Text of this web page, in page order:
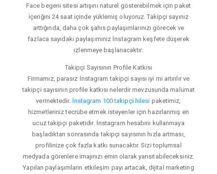
Face begeni sitesi artışını naturel gösterebilmek için paket
içeriğini 24 saat içinde yüklemiş oluyoruz. Takipçi sayınız
arttığında, daha çok şahıs paylaşımlarınızı görecek ve
fazlaca sayıdaki paylaşımınız İnstagram keşfete düşerek
izlenmeye başlanacaktır.
Takipçi Sayısının Profile Katkısı
Firmamız, parasız İnstagram takipçi sayısı iyi mi artırılır ve
takipçi sayısının profile katkısı nelerdir mevzusunda malumat
vermektedir. İnstagram 100 takipçi hilesi paketimiz,
hizmetleriniz tecrübe etmek isteyenler için hazırlanmış en
ucuz takipçi paketidir. İnstagram hesabını kullanmaya
başladıktan sonrasında takipçi sayısının hızla artması,
profilinize çok fazla katkı sunacaktır. Sizi toplumsal
medyada görenlere imajınızı emin olarak yansıtabileceksiniz.
Yapılan paylaşımların etkileşim payı artacak, dijital marketing